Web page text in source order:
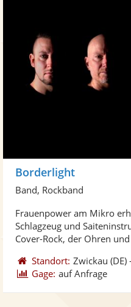
Borderlight
Band, Rockband
Frauenpower am Mikro
Schlagzeug und
Cover-Rock, der Ohren
Standort: Zwickau (DE)
Gage: auf Anfrage